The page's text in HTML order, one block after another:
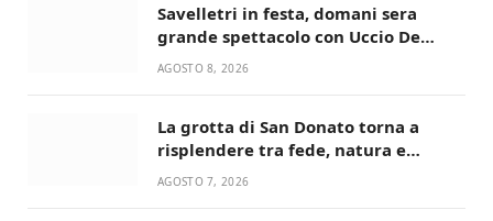
Savelletri in festa, domani sera
grande spettacolo con Uccio De
Santis
AGOSTO 8, 2026
La grotta di San Donato torna a
risplendere tra fede, natura e
devozione
AGOSTO 7, 2026